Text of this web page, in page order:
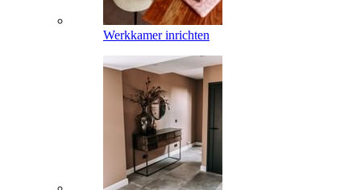
Werkkamer inrichten